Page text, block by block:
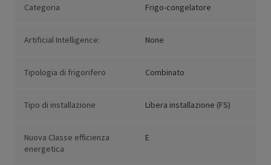
Categoria Frigo-congelatore
Artificial Intelligence: None
Tipologia di frigorifero Combinato
Tipo di installazione Libera installazione (FS)
Nuova Classe efficienza
energetica
E